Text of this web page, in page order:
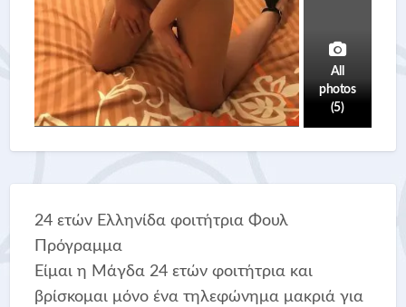
All
photos
(5)
24 ετών Ελληνίδα φοιτήτρια Φουλ
Πρόγραμμα
Είμαι η Μάγδα 24 ετών φοιτήτρια και
βρίσκομαι μόνο ένα τηλεφώνημα μακριά για